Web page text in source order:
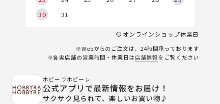
30
31
オンラインショップ休業日
※Webからのご注文は、24時間承っております
※各実店舗の営業時間・休業日は店舗情報をご覧ください
ホビーラホビーレ
公式アプリで最新情報をお届け！
サクサク見られて、楽しいお買い物♪